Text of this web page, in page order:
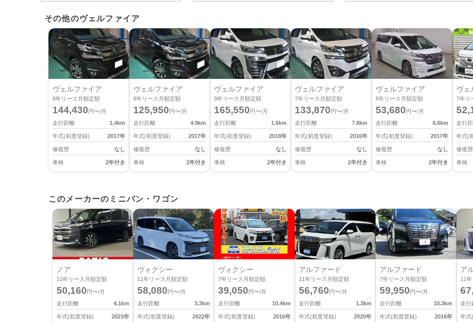
その他のヴェルファイア
ヴェルファイア
8年リース月額定額
144,430 円〜/月
走行距離
1.4km
年式(初度登録) 2017年
修復歴 なし
車検 2年付き
ヴェルファイア
8年リース月額定額
125,950 円〜/月
走行距離
4.9km
年式(初度登録) 2017年
修復歴 なし
車検 2年付き
ヴェルファイア
9年リース月額定額
165,550 円〜/月
走行距離
1.6km
年式(初度登録) 2018年
修復歴 なし
車検 2年付き
ヴェルファイア
7年リース月額定額
133,870 円〜/月
走行距離
7.8km
年式(初度登録) 2016年
修復歴 なし
車検 2年付き
ヴェルファイア
8年リース月額定額
53,680 円〜/月
走行距離
6.6km
年式(初度登録) 2017年
修復歴 なし
車検 2年付き
ヴェ
7年リ
走行
年式(
修復歴
車検
このメーカーのミニバン・ワゴン
ノア
11年リース月額定額
50,160 円〜/月
走行距離
4.1km
年式(初度登録) 2023年
ヴォクシー
11年リース月額定額
58,080 円〜/月
走行距離
3.3km
年式(初度登録) 2022年
ヴォクシー
7年リース月額定額
39,050 円〜/月
走行距離
10.4km
年式(初度登録) 2016年
アルファード
11年リース月額定額
56,760 円〜/月
走行距離
1.3km
年式(初度登録) 2020年
アルファード
7年リース月額定額
59,950 円〜/月
走行距離
10.3km
年式(初度登録) 2016年
ア
11年
走行
年式